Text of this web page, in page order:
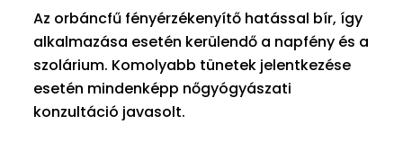
Az orbáncfű fényérzékenyítő hatással bír, így
alkalmazása esetén kerülendő a napfény és a
szolárium. Komolyabb tünetek jelentkezése
esetén mindenképp nőgyógyászati
konzultáció javasolt.